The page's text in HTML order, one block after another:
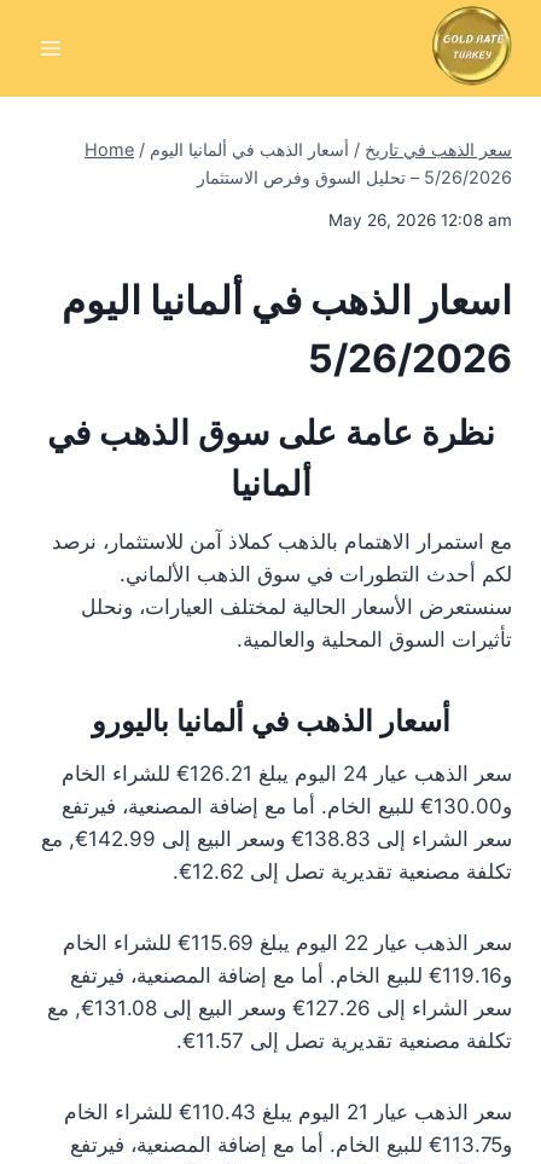
Home / سعر الذهب في تاريخ / أسعار الذهب في ألمانيا اليوم
5/26/2026 – تحليل السوق وفرص الاستثمار
May 26, 2026 12:08 am
اسعار الذهب في ألمانيا اليوم
5/26/2026
نظرة عامة على سوق الذهب في
ألمانيا
مع استمرار الاهتمام بالذهب كملاذ آمن للاستثمار، نرصد
لكم أحدث التطورات في سوق الذهب الألماني.
سنستعرض الأسعار الحالية لمختلف العيارات، ونحلل
تأثيرات السوق المحلية والعالمية.
أسعار الذهب في ألمانيا باليورو
سعر الذهب عيار 24 اليوم يبلغ 126.21€ للشراء الخام
و130.00€ للبيع الخام. أما مع إضافة المصنعية، فيرتفع
سعر الشراء إلى 138.83€ وسعر البيع إلى 142.99€, مع
تكلفة مصنعية تقديرية تصل إلى 12.62€.
سعر الذهب عيار 22 اليوم يبلغ 115.69€ للشراء الخام
و119.16€ للبيع الخام. أما مع إضافة المصنعية، فيرتفع
سعر الشراء إلى 127.26€ وسعر البيع إلى 131.08€, مع
تكلفة مصنعية تقديرية تصل إلى 11.57€.
سعر الذهب عيار 21 اليوم يبلغ 110.43€ للشراء الخام
و113.75€ للبيع الخام. أما مع إضافة المصنعية، فيرتفع